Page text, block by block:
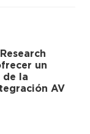
un
de la
AV